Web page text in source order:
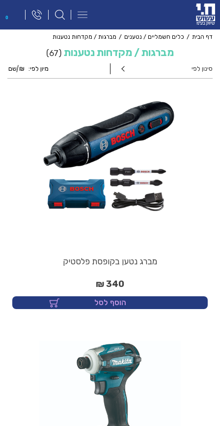
0
פתח
ניווט
דף הבית כלים חשמליים / נטענים מברגות / מקדחות נטענות
מברגות / מקדחות נטענות 67
מיון לפי: ₪
|שם סינון לפי
מברג נטען בקופסת פלסטיק
340 ₪
הוסף לסל